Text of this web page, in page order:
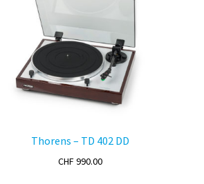
Thorens – TD 402 DD
CHF990.00